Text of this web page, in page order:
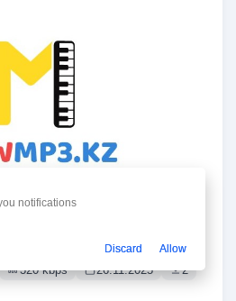
320 kbps 26.11.2025 2
notifications
Discard Allow